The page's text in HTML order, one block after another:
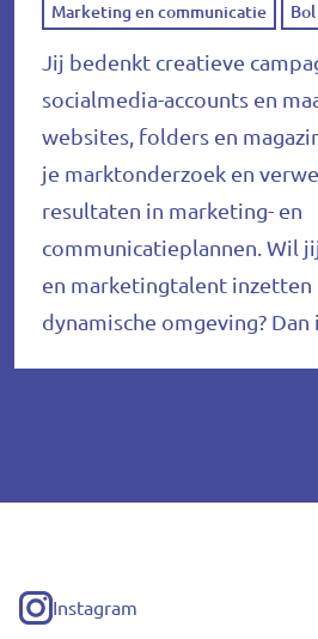
Marketing en communicatie Bol
Jij bedenkt creatieve
socialmedia-accounts en
websites, folders en
je marktonderzoek en
resultaten in marketing- en
communicatieplannen. Wil
en marketingtalent inzetten
dynamische omgeving? Dan
Instagram
(externe